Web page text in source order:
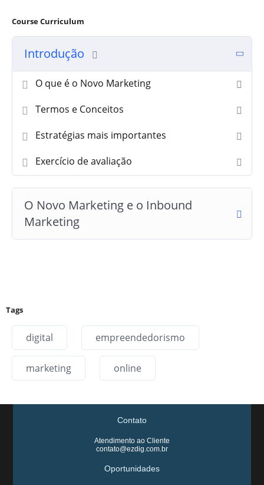
Course Curriculum
Introdução
O que é o Novo Marketing
Termos e Conceitos
Estratégias mais importantes
Exercício de avaliação
O Novo Marketing e o Inbound
Marketing
Tags
digital empreendedorismo
marketing online
Contato
Atendimento ao Cliente
contato@ezdig.com.br
Oportunidades